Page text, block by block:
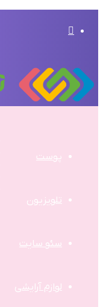
پوسته
پوست
تلویزیون
سئو سایت
لوازم آرایشی